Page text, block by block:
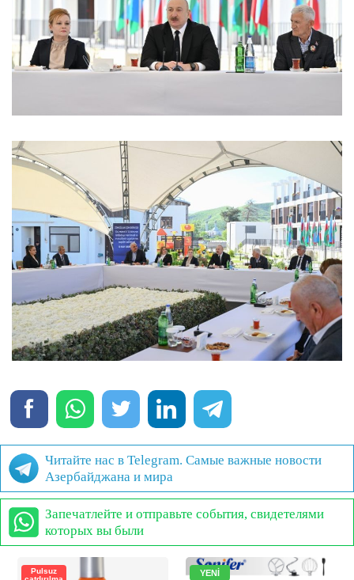
Читайте нас в Telegram. Самые важные новости
Азербайджана и мира
Запечатлейте и отправьте события, свидетелями
которых вы были